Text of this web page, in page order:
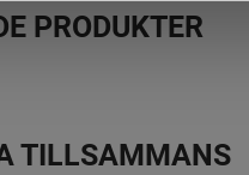
PRODUKTER
TILLSAMMANS